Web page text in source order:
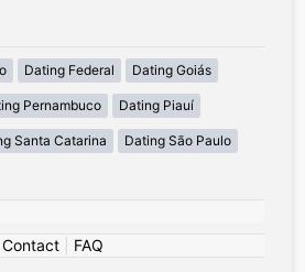
Dating Federal Dating Goiás
Pernambuco Dating Piauí
Santa Catarina Dating São Paulo
Contact FAQ